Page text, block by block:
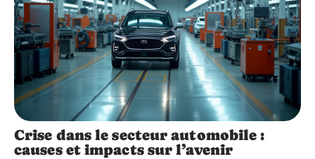
Crise dans le secteur automobile :
causes et impacts sur l’avenir